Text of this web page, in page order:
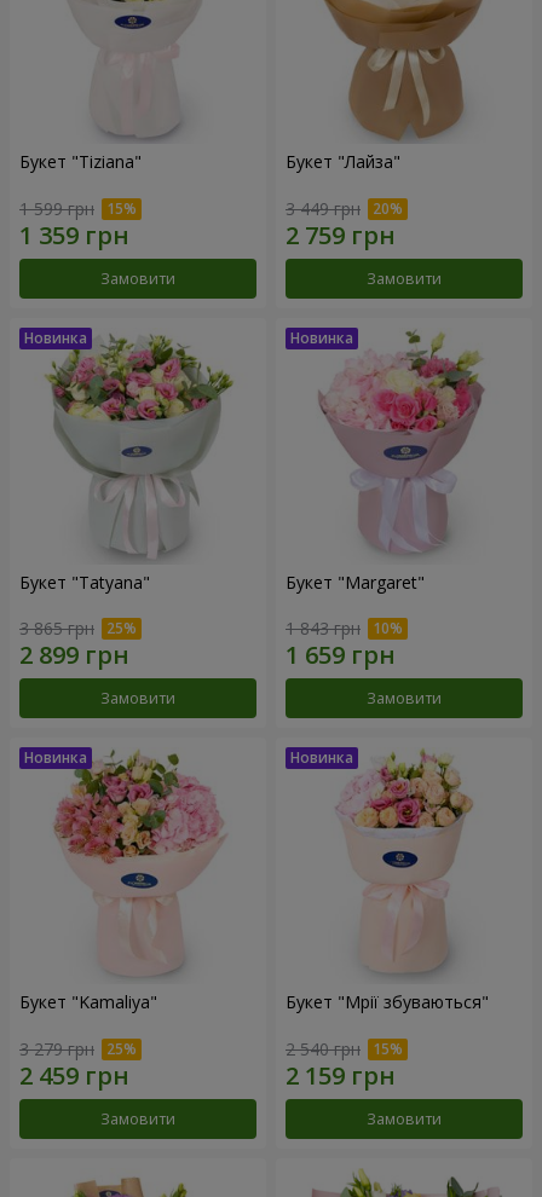
Букет "Tiziana"
1 599 грн
Замовити
Букет "Лайза"
3 449 грн
Замовити
Букет "Tatyana"
3 865 грн
Замовити
Букет "Margaret"
1 843 грн
Замовити
Букет "Kamaliya"
3 279 грн
Замовити
Букет "Мрії збуваються"
2 540 грн
Замовити